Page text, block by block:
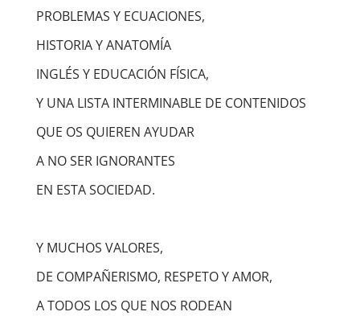
PROBLEMAS Y ECUACIONES,
HISTORIA Y ANATOMÍA
INGLÉS Y EDUCACIÓN FÍSICA,
Y UNA LISTA INTERMINABLE DE CONTENIDOS
QUE OS QUIEREN AYUDAR
A NO SER IGNORANTES
EN ESTA SOCIEDAD.
Y MUCHOS VALORES,
DE COMPAÑERISMO, RESPETO Y AMOR,
A TODOS LOS QUE NOS RODEAN